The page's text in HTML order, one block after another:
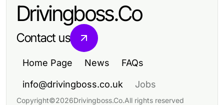
Drivingboss.Co
Contact us
Home Page News FAQs
info@drivingboss.co.uk Jobs
Copyright©2026Drivingboss.Co.All rights reserved